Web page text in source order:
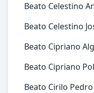
Beato Celestino
Beato Celestino
Beato Cipriano
Beato Cipriano
Beato Cirilo Pedro